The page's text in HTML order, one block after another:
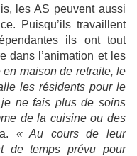
les AS peuvent aussi
Puisqu’ils travaillent
ils ont tout
dans l’animation et les
en maison de retraite, le
les résidents pour le
je ne fais plus de soins
de la cuisine ou des
« Au cours de leur
de temps prévu pour